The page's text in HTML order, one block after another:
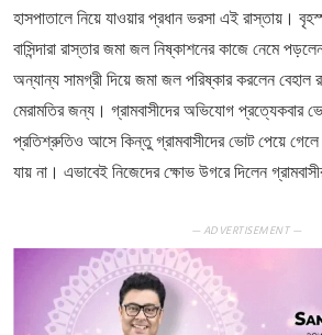
হাসপাতালে নিয়ে যাওয়ার প্রধান ভরসা এই রাস্তায়।
বাসিন্দারা রাস্তার জমা জল নিষ্কাশনের কাজে নেমে
অন্যান্য সামগ্রী দিয়ে জমা জল পরিষ্কার করলেন বেহাল
মেরামতির জন্য। গ্রামবাসীদের অভিযোগ প্রত্যেকবার
প্রতিশ্রুতিও আসে কিন্তু গ্রামবাসীদের ভোট পেয়ে গেলে
যায় না। এভাবেই নিজেদের ক্ষোভ উগরে দিলেন
— ADVERTISEMENT —